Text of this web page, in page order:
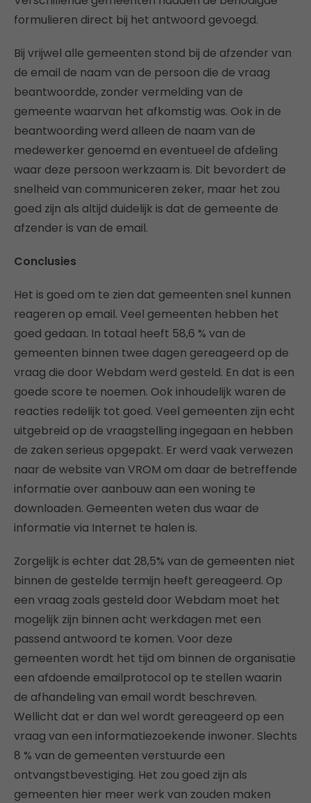
formulieren direct bij het antwoord gevoegd.
Bij vrijwel alle gemeenten stond bij de afzender van
de email de naam van de persoon die de vraag
beantwoordde, zonder vermelding van de
gemeente waarvan het afkomstig was. Ook in de
beantwoording werd alleen de naam van de
medewerker genoemd en eventueel de afdeling
waar deze persoon werkzaam is. Dit bevordert de
snelheid van communiceren zeker, maar het zou
goed zijn als altijd duidelijk is dat de gemeente de
afzender is van de email.
Conclusies
Het is goed om te zien dat gemeenten snel kunnen
reageren op email. Veel gemeenten hebben het
goed gedaan. In totaal heeft 58,6 % van de
gemeenten binnen twee dagen gereageerd op de
vraag die door Webdam werd gesteld. En dat is een
goede score te noemen. Ook inhoudelijk waren de
reacties redelijk tot goed. Veel gemeenten zijn echt
uitgebreid op de vraagstelling ingegaan en hebben
de zaken serieus opgepakt. Er werd vaak verwezen
naar de website van VROM om daar de betreffende
informatie over aanbouw aan een woning te
downloaden. Gemeenten weten dus waar de
informatie via Internet te halen is.
Zorgelijk is echter dat 28,5% van de gemeenten niet
binnen de gestelde termijn heeft gereageerd. Op
een vraag zoals gesteld door Webdam moet het
mogelijk zijn binnen acht werkdagen met een
passend antwoord te komen. Voor deze
gemeenten wordt het tijd om binnen de organisatie
een afdoende emailprotocol op te stellen waarin
de afhandeling van email wordt beschreven.
Wellicht dat er dan wel wordt gereageerd op een
vraag van een informatiezoekende inwoner. Slechts
8 % van de gemeenten verstuurde een
ontvangstbevestiging. Het zou goed zijn als
gemeenten hier meer werk van zouden maken